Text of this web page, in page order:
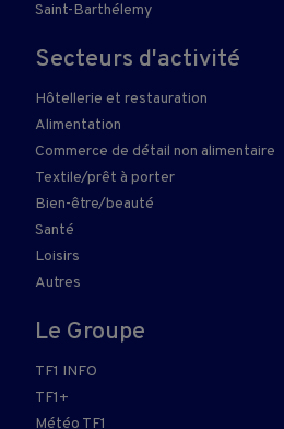
Saint-Barthélemy
Secteurs d'activité
Hôtellerie et restauration
Alimentation
Commerce de détail non alimentaire
Textile/prêt à porter
Bien-être/beauté
Santé
Loisirs
Autres
Le Groupe
TF1 INFO
TF1+
Météo TF1